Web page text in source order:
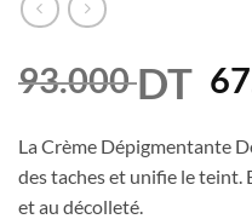
93.000DT Le
La Crème Dépigmentante
des taches et unifie le teint.
et au décolleté.